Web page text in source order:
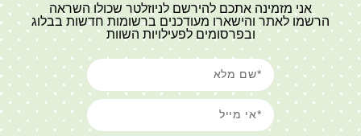
אני מזמינה אתכם להירשם לניוזלטר שכולו השראה
הרשמו לאתר והישארו מעודכנים ברשומות חדשות בבלוג
ובפרסומים לפעילויות השוות